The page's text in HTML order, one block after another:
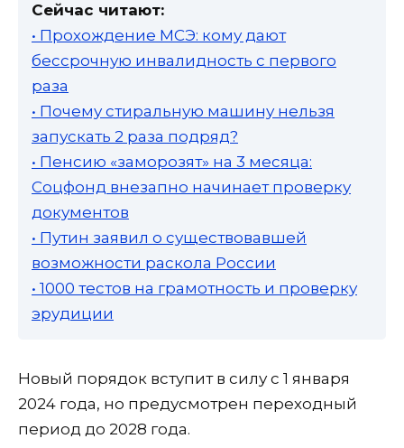
Сейчас читают:
• Прохождение МСЭ: кому дают
бессрочную инвалидность с первого
раза
• Почему стиральную машину нельзя
запускать 2 раза подряд?
• Пенсию «заморозят» на 3 месяца:
Соцфонд внезапно начинает проверку
документов
• Путин заявил о существовавшей
возможности раскола России
• 1000 тестов на грамотность и проверку
эрудиции
Новый порядок вступит в силу с 1 января
2024 года, но предусмотрен переходный
период до 2028 года.